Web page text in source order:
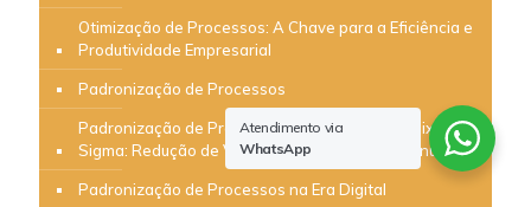
Otimização de Processos: A Chave para a Eficiência e
Produtividade Empresarial
Padronização de Processos
Padronização de Processos e a Metodologia Six
Sigma: Redução de Variações e Melhoria Contínua
Padronização de Processos na Era Digital
Atendimento via
WhatsApp